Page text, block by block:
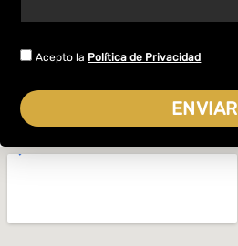
Acepto la Política de Privacidad
ENVIAR